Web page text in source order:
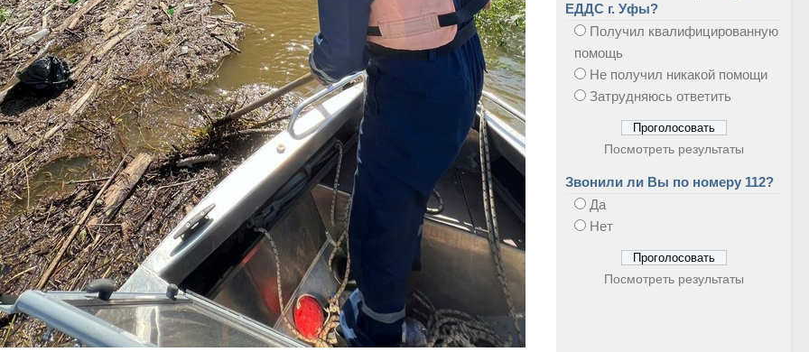
ЕДДС г. Уфы?
Получил квалифицированную
помощь
Не получил никакой помощи
Затрудняюсь ответить
Посмотреть результаты
Звонили ли Вы по номеру 112?
Да
Нет
Посмотреть результаты